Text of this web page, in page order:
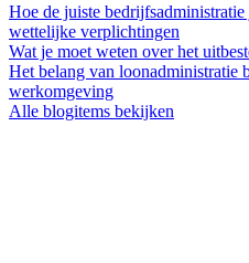
Hoe de juiste
wettelijke verplichtingen
Wat je moet weten over het
Het belang van loonadministratie
werkomgeving
Alle blogitems bekijken